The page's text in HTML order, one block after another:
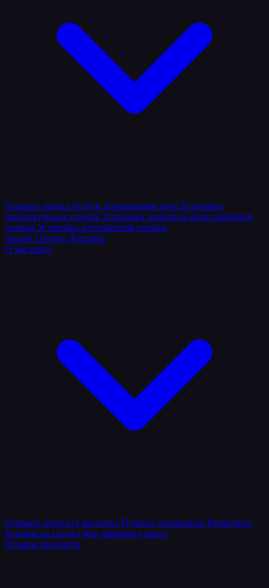
Открыть раздел Услуги Тонирование авто Установка
архитектурных пленок Установка защитной антигравийной
пленки Установка интерьерной пленки
Акции Оплата Доставка
О магазине
Открыть раздел О магазине Пункты самовывоза Реквизиты
Купоны на скидку Как оформить заказ?
Отзывы Контакты